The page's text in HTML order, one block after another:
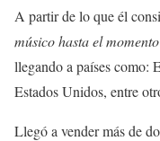
A partir de lo que él
músico hasta el
llegando a países como:
Estados Unidos, entre
Llegó a vender más de